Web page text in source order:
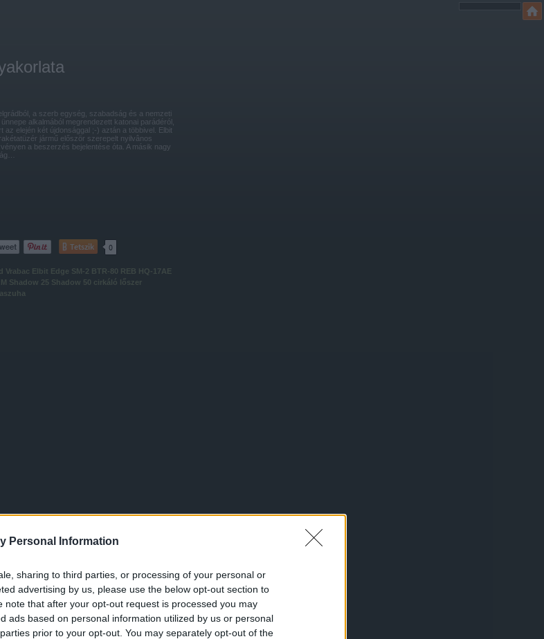
Personal Information
sharing to third parties, or processing of your personal or
advertising by us, please use the below opt-out section to
note that after your opt-out request is processed you may
ads based on personal information utilized by us or personal
prior to your opt-out. You may separately opt-out of the
a szerb egység, szabadság és a nemzeti
ünnepe alkalmából megrendezett katonai parádéról,
az elején két újdonsággal ;-) aztán a többivel. Elbit
jármű először szerepelt nyilvânos
a beszerzés bejelentése óta. A másik nagy
Tetszik 0
Vrabac Elbit Edge SM-2 BTR-80 REB HQ-17AE
Shadow 25 Shadow 50 cirkáló lőszer